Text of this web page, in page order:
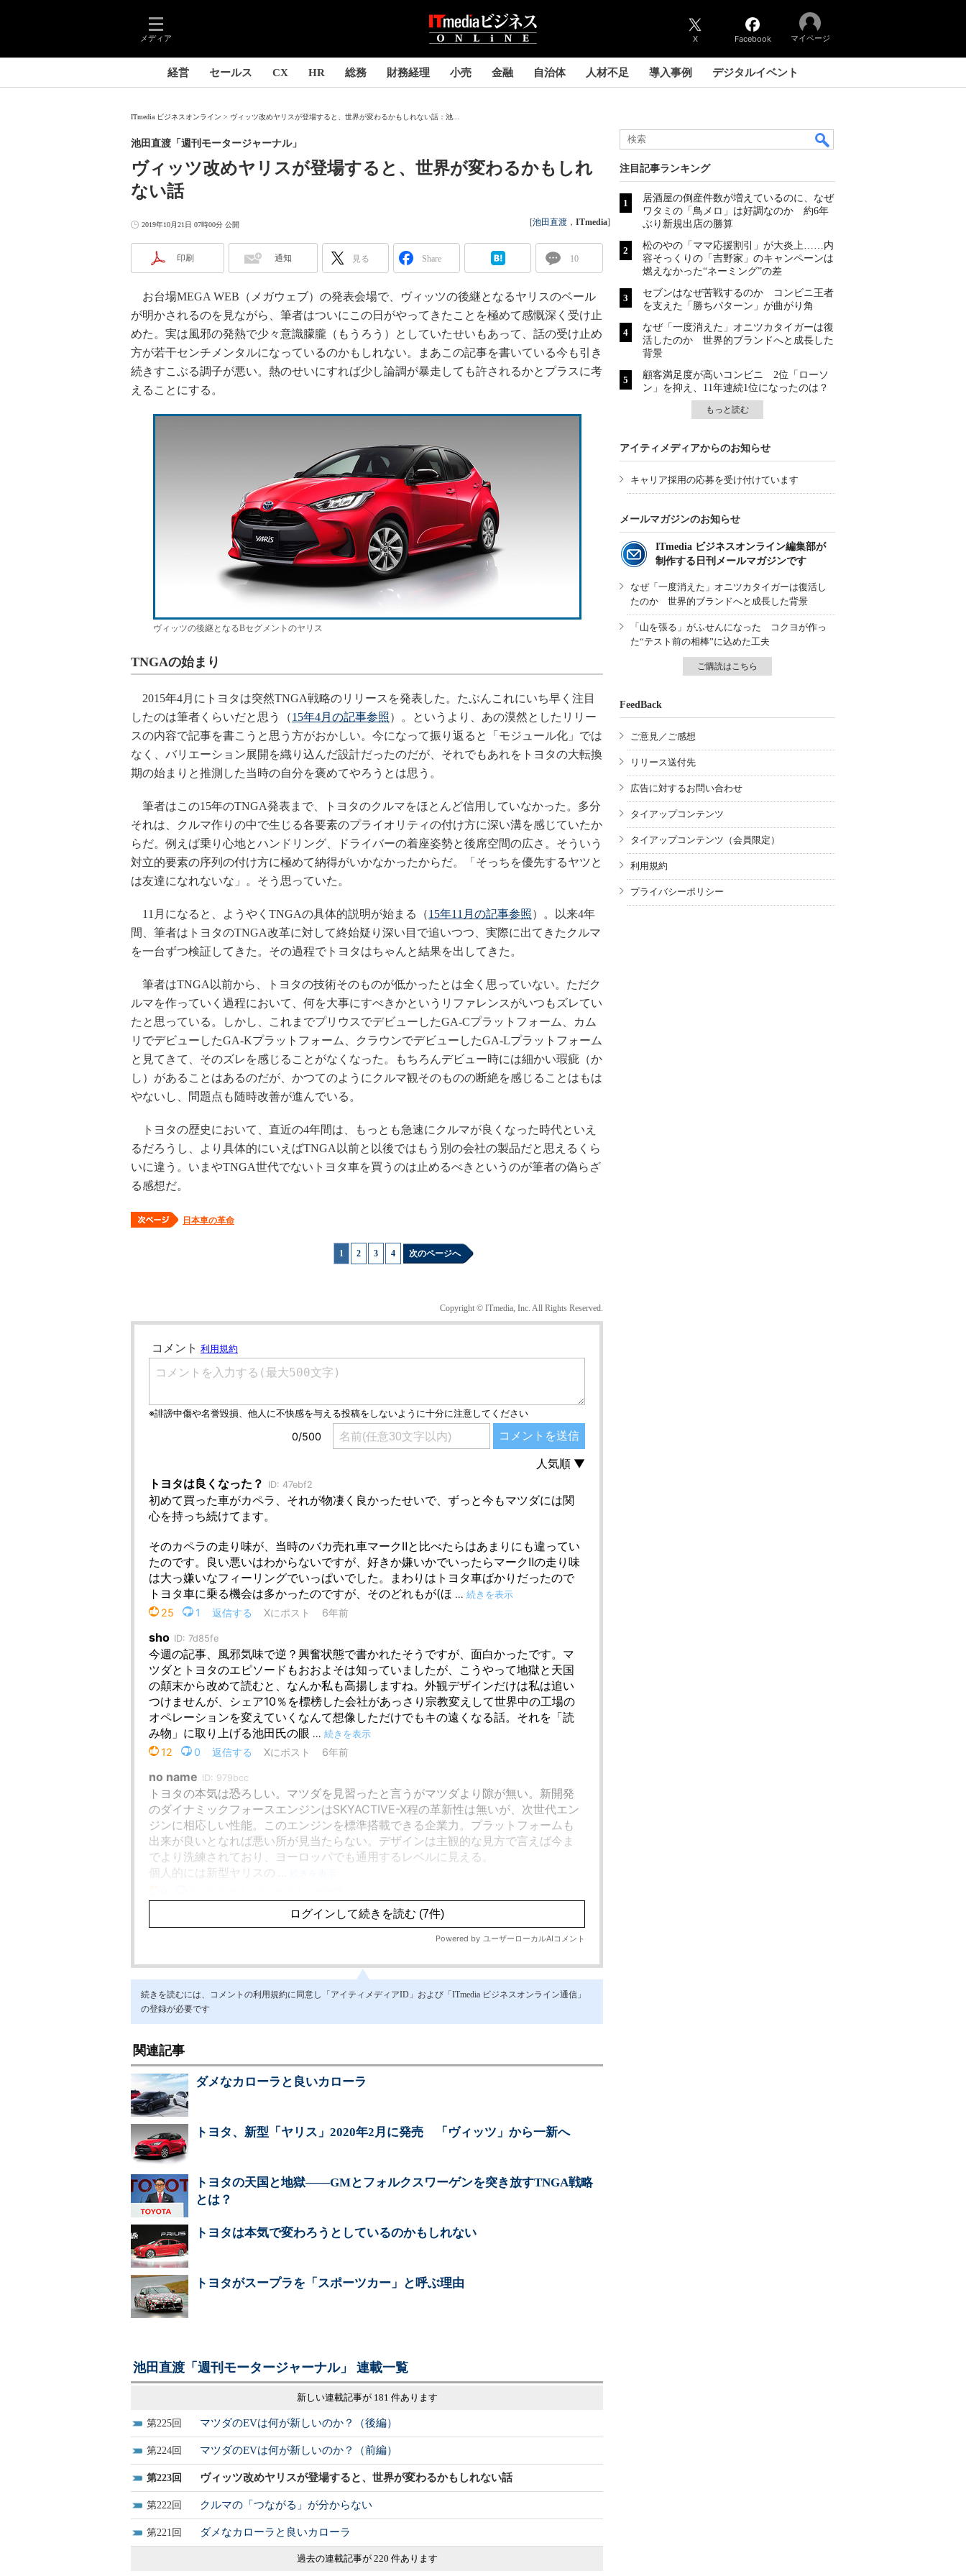
メディア X Facebook マイページ
経営 セールス CX HR 総務 財務経理 小売 金融 自治体 人材不足 導入事例 デジタルイベント
ITmedia ビジネスオンライン ヴィッツ改めヤリスが登場すると、世界が変わるかもしれない話：池...
ヴィッツ改めヤリスが登場すると、世界が変わるかもしれ
ない話
池田直渡「週刊モータージャーナル」
2019年10月21日 07時00分 公開 [池田直渡 ， ITmedia]
印刷 通知 見る Share 10
お台場MEGA WEB（メガウェブ）の発表会場で、ヴィッツの後継となるヤリスのベール
が明かされるのを見ながら、筆者はついにこの日がやってきたことを極めて感慨深く受け止
めた。実は風邪の発熱で少々意識朦朧（もうろう）としていたせいもあって、話の受け止め
方が若干センチメンタルになっているのかもしれない。まあこの記事を書いている今も引き
続きすこぶる調子が悪い。熱のせいにすれば少し論調が暴走しても許されるかとプラスに考
えることにする。
ヴィッツの後継となるBセグメントのヤリス
TNGAの始まり
2015年4月にトヨタは突然TNGA戦略のリリースを発表した。たぶんこれにいち早く注目
したのは筆者くらいだと思う（15年4月の記事参照）。というより、あの漠然としたリリー
スの内容で記事を書こうと思う方がおかしい。今になって振り返ると「モジュール化」では
なく、バリエーション展開を織り込んだ設計だったのだが、それでもあれをトヨタの大転換
期の始まりと推測した当時の自分を褒めてやろうとは思う。
筆者はこの15年のTNGA発表まで、トヨタのクルマをほとんど信用していなかった。多分
それは、クルマ作りの中で生じる各要素のプライオリティの付け方に深い溝を感じていたか
らだ。例えば乗り心地とハンドリング、ドライバーの着座姿勢と後席空間の広さ。そういう
対立的要素の序列の付け方に極めて納得がいかなかったからだ。「そっちを優先するヤツと
は友達になれないな」。そう思っていた。
11月になると、ようやくTNGAの具体的説明が始まる（15年11月の記事参照）。以来4年
間、筆者はトヨタのTNGA改革に対して終始疑り深い目で追いつつ、実際に出てきたクルマ
を一台ずつ検証してきた。その過程でトヨタはちゃんと結果を出してきた。
筆者はTNGA以前から、トヨタの技術そのものが低かったとは全く思っていない。ただク
ルマを作っていく過程において、何を大事にすべきかというリファレンスがいつもズレてい
たと思っている。しかし、これまでプリウスでデビューしたGA-Cプラットフォーム、カム
リでデビューしたGA-Kプラットフォーム、クラウンでデビューしたGA-Lプラットフォーム
と見てきて、そのズレを感じることがなくなった。もちろんデビュー時には細かい瑕疵（か
し）があることはあるのだが、かつてのようにクルマ観そのものの断絶を感じることはもは
やないし、問題点も随時改善が進んでいる。
トヨタの歴史において、直近の4年間は、もっとも急速にクルマが良くなった時代といえ
るだろうし、より具体的にいえばTNGA以前と以後ではもう別の会社の製品だと思えるくら
いに違う。いまやTNGA世代でないトヨタ車を買うのは止めるべきというのが筆者の偽らざ
る感想だ。
日本車の革命
1 2 3 4 次のページへ
Copyright © ITmedia, Inc. All Rights Reserved.
続きを読むには、コメントの利用規約に同意し「アイティメディアID」および「ITmedia ビジネスオンライン通信」
の登録が必要です
関連記事
ダメなカローラと良いカローラ
トヨタ、新型「ヤリス」2020年2月に発売 「ヴィッツ」から一新へ
トヨタの天国と地獄――GMとフォルクスワーゲンを突き放すTNGA戦略
とは？
トヨタは本気で変わろうとしているのかもしれない
トヨタがスープラを「スポーツカー」と呼ぶ理由
池田直渡「週刊モータージャーナル」 連載一覧
新しい連載記事が 181 件あります
225 マツダのEVは何が新しいのか？（後編）
224 マツダのEVは何が新しいのか？（前編）
223 ヴィッツ改めヤリスが登場すると、世界が変わるかもしれない話
222 クルマの「つながる」が分からない
221 ダメなカローラと良いカローラ
過去の連載記事が 220 件あります
注目記事ランキング
居酒屋の倒産件数が増えているのに、なぜ
ワタミの「鳥メロ」は好調なのか 約6年
ぶり新規出店の勝算
松のやの「ママ応援割引」が大炎上……内
容そっくりの「吉野家」のキャンペーンは
燃えなかった“ネーミング”の差
セブンはなぜ苦戦するのか コンビニ王者
を支えた「勝ちパターン」が曲がり角
なぜ「一度消えた」オニツカタイガーは復
活したのか 世界的ブランドへと成長した
背景
顧客満足度が高いコンビニ 2位「ローソ
ン」を抑え、11年連続1位になったのは？
もっと読む
アイティメディアからのお知らせ
キャリア採用の応募を受け付けています
メールマガジンのお知らせ
ITmedia ビジネスオンライン編集部が
制作する日刊メールマガジンです
なぜ「一度消えた」オニツカタイガーは復活し
たのか 世界的ブランドへと成長した背景
「山を張る」がふせんになった コクヨが作っ
た“テスト前の相棒”に込めた工夫
ご購読はこちら
FeedBack
ご意見／ご感想
リリース送付先
広告に対するお問い合わせ
タイアップコンテンツ
タイアップコンテンツ（会員限定）
利用規約
プライバシーポリシー